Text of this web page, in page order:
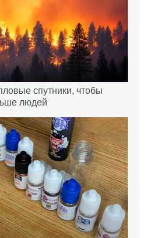
спутники, чтобы
людей